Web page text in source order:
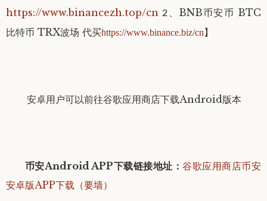
https://www.binancezh.top/cn 2、 BNB币安币 BTC
比特币 TRX波场 代买https://www.binance.biz/cn】
安卓用户可以前往谷歌应用商店下载Android版本
币安Android APP下载链接地址 ：谷歌应用商店币安
安卓版APP下载（要墙）